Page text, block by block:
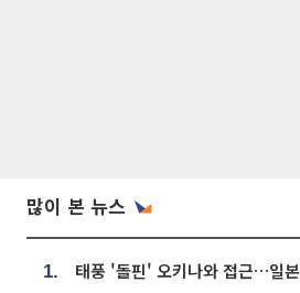
많이 본 뉴스
1.